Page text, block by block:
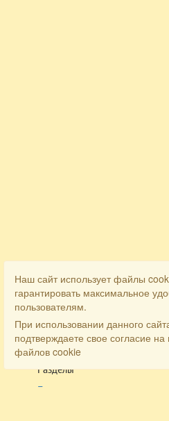
Разделы
Главная
Наш сайт использует файлы
гарантировать максимальное
пользователям.
При использовании данного
подтверждаете свое согласие на
файлов cookie